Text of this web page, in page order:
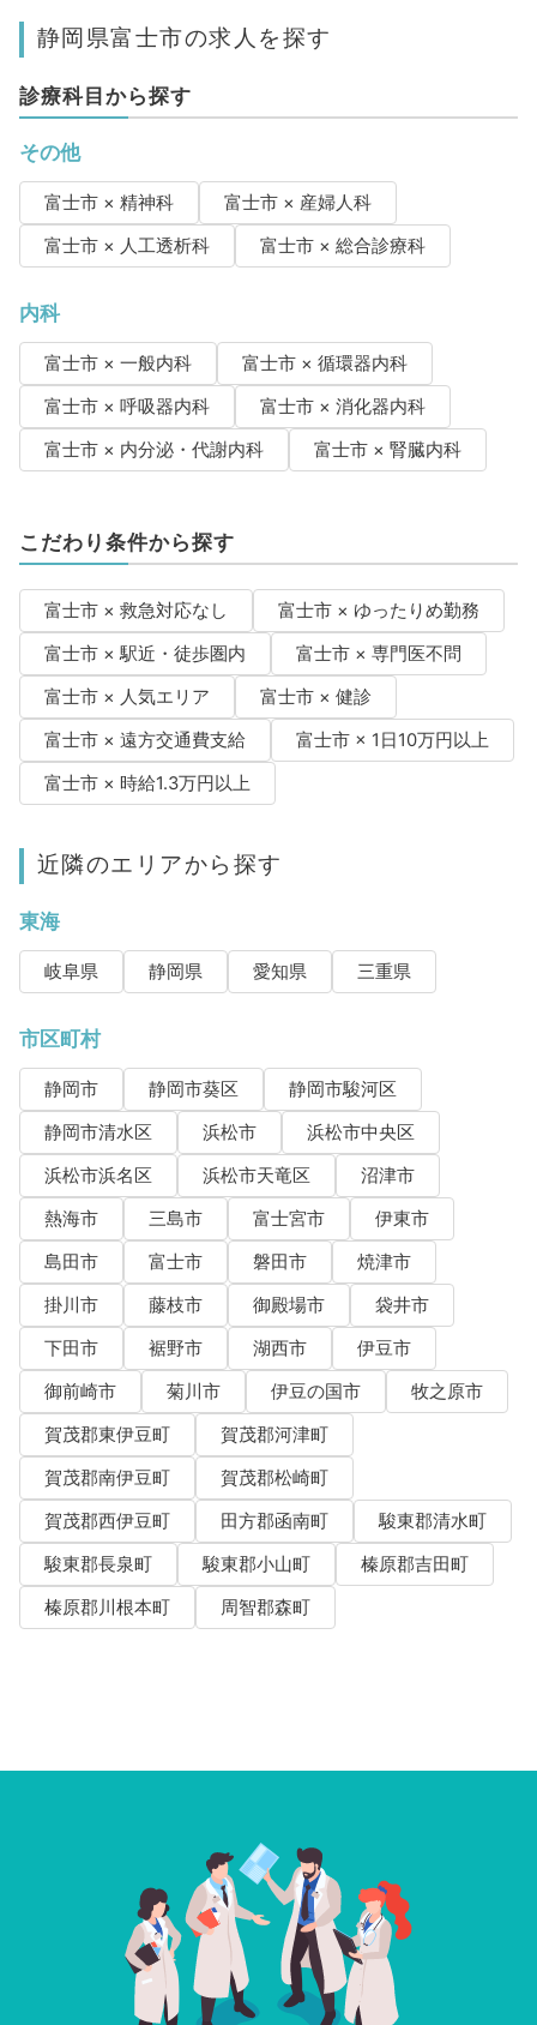
静岡県富士市の求人を探す
診療科目から探す
その他
富士市 × 精神科
富士市 × 産婦人科
富士市 × 人工透析科
富士市 × 総合診療科
内科
富士市 × 一般内科
富士市 × 循環器内科
富士市 × 呼吸器内科
富士市 × 消化器内科
富士市 × 内分泌・代謝内科
富士市 × 腎臓内科
こだわり条件から探す
富士市 × 救急対応なし
富士市 × ゆったりめ勤務
富士市 × 駅近・徒歩圏内
富士市 × 専門医不問
富士市 × 人気エリア
富士市 × 健診
富士市 × 遠方交通費支給
富士市 × 1日10万円以上
富士市 × 時給1.3万円以上
近隣のエリアから探す
東海
岐阜県 静岡県 愛知県 三重県
市区町村
静岡市 静岡市葵区
静岡市駿河区
静岡市清水区
浜松市
浜松市中央区
浜松市浜名区
浜松市天竜区
沼津市
熱海市
三島市 富士宮市
伊東市
島田市
富士市 磐田市
焼津市
掛川市
藤枝市 御殿場市
袋井市
下田市
裾野市 湖西市
伊豆市
御前崎市
菊川市 伊豆の国市
牧之原市
賀茂郡東伊豆町
賀茂郡河津町
賀茂郡南伊豆町
賀茂郡松崎町
賀茂郡西伊豆町
田方郡函南町
駿東郡清水町
駿東郡長泉町
駿東郡小山町
榛原郡吉田町
榛原郡川根本町
周智郡森町